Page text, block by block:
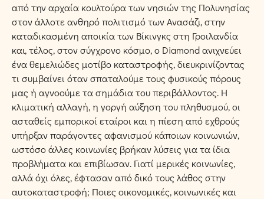
από την αρχαία κουλτούρα των νησιών της Πολυνησίας
στον άλλοτε ανθηρό πολιτισμό των Ανασάζι, στην
καταδικασμένη αποικία των Βίκινγκς στη Γροιλανδία
και, τέλος, στον σύγχρονο κόσμο, ο Diamond ανιχνεύει
ένα θεμελιώδες μοτίβο καταστροφής, διευκρινίζοντας
τι συμβαίνει όταν σπαταλούμε τους φυσικούς πόρους
μας ή αγνοούμε τα σημάδια του περιβάλλοντος. Η
κλιματική αλλαγή, η γοργή αύξηση του πληθυσμού, οι
ασταθείς εμπορικοί εταίροι και η πίεση από εχθρούς
υπήρξαν παράγοντες αφανισμού κάποιων κοινωνιών,
ωστόσο άλλες κοινωνίες βρήκαν λύσεις για τα ίδια
προβλήματα και επιβίωσαν. Γιατί μερικές κοινωνίες,
αλλά όχι όλες, έφτασαν από δικό τους λάθος στην
αυτοκαταστροφή; Ποιες οικονομικές, κοινωνικές και